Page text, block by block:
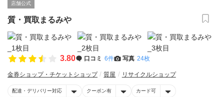
店舗公式
質・買取まるみや
3.80 口コミ 6件 写真 24枚
金券ショップ・チケットショップ 質屋 リサイクルショップ
配達・デリバリー対応 クーポン有 カード可